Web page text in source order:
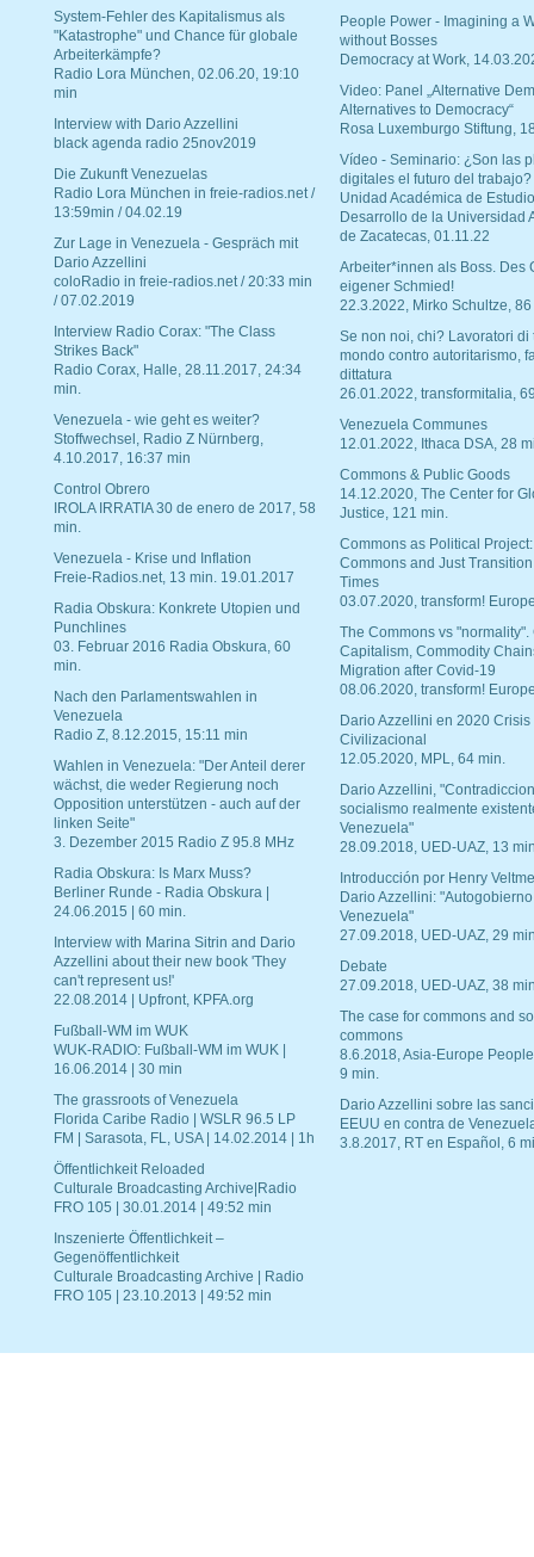
System-Fehler des Kapitalismus als
"Katastrophe" und Chance für globale
Arbeiterkämpfe?
Radio Lora München, 02.06.20, 19:10
min
Interview with Dario Azzellini
black agenda radio 25nov2019
Die Zukunft Venezuelas
Radio Lora München in freie-radios.net /
13:59min / 04.02.19
Zur Lage in Venezuela - Gespräch mit
Dario Azzellini
coloRadio in freie-radios.net / 20:33 min
/ 07.02.2019
Interview Radio Corax: "The Class
Strikes Back"
Radio Corax, Halle, 28.11.2017, 24:34
min.
Venezuela - wie geht es weiter?
Stoffwechsel, Radio Z Nürnberg,
4.10.2017, 16:37 min
Control Obrero
IROLA IRRATIA 30 de enero de 2017, 58
min.
Venezuela - Krise und Inflation
Freie-Radios.net, 13 min. 19.01.2017
Radia Obskura: Konkrete Utopien und
Punchlines
03. Februar 2016 Radia Obskura, 60
min.
Nach den Parlamentswahlen in
Venezuela
Radio Z, 8.12.2015, 15:11 min
Wahlen in Venezuela: "Der Anteil derer
wächst, die weder Regierung noch
Opposition unterstützen - auch auf der
linken Seite"
3. Dezember 2015 Radio Z 95.8 MHz
Radia Obskura: Is Marx Muss?
Berliner Runde - Radia Obskura |
24.06.2015 | 60 min.
Interview with Marina Sitrin and Dario
Azzellini about their new book 'They
can't represent us!'
22.08.2014 | Upfront, KPFA.org
Fußball-WM im WUK
WUK-RADIO: Fußball-WM im WUK |
16.06.2014 | 30 min
The grassroots of Venezuela
Florida Caribe Radio | WSLR 96.5 LP
FM | Sarasota, FL, USA | 14.02.2014 | 1h
Öffentlichkeit Reloaded
Culturale Broadcasting Archive|Radio
FRO 105 | 30.01.2014 | 49:52 min
Inszenierte Öffentlichkeit –
Gegenöffentlichkeit
Culturale Broadcasting Archive | Radio
FRO 105 | 23.10.2013 | 49:52 min
People Power - Imagining a
without Bosses
Democracy at Work,
Video: Panel „Alternative
Alternatives to Democracy“
Rosa Luxemburgo Stiftung,
Vídeo - Seminario: ¿Son las
digitales el futuro del trabajo?
Unidad Académica de
Desarrollo de la Universidad
de Zacatecas, 01.11.22
Arbeiter*innen als Boss. Des
eigener Schmied!
22.3.2022, Mirko Schultze, 86
Se non noi, chi? Lavoratori di
mondo contro autoritarismo,
dittatura
26.01.2022, transformitalia,
Venezuela Communes
12.01.2022, Ithaca DSA, 28
Commons & Public Goods
14.12.2020, The Center for
Justice, 121 min.
Commons as Political Project:
Commons and Just
Times
03.07.2020, transform!
The Commons vs "normality".
Capitalism, Commodity
Migration after Covid-19
08.06.2020, transform!
Dario Azzellini en 2020 Crisis
Civilizacional
12.05.2020, MPL, 64 min.
Dario Azzellini,
socialismo realmente
Venezuela"
28.09.2018, UED-UAZ, 13
Introducción por Henry
Dario Azzellini:
Venezuela"
27.09.2018, UED-UAZ, 29
Debate
27.09.2018, UED-UAZ, 38
The case for commons and
commons
8.6.2018, Asia-Europe
9 min.
Dario Azzellini sobre las
EEUU en contra de
3.8.2017, RT en Español, 6